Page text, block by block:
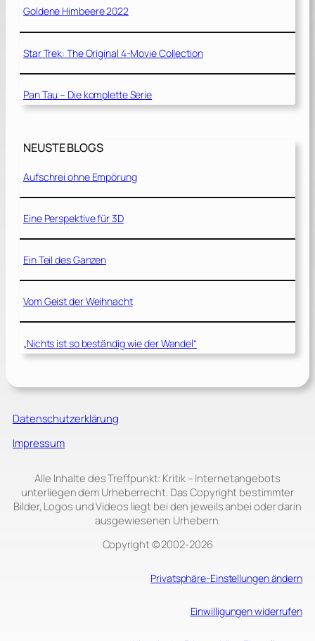
Goldene Himbeere 2022
Star Trek: The Original 4-Movie Collection
Pan Tau – Die komplette Serie
NEUSTE BLOGS
Aufschrei ohne Empörung
Eine Perspektive für 3D
Ein Teil des Ganzen
Vom Geist der Weihnacht
„Nichts ist so beständig wie der Wandel“
Datenschutzerklärung
Impressum
Alle Inhalte des Treffpunkt: Kritik – Internetangebots
unterliegen dem Urheberrecht. Das Copyright bestimmter
Bilder, Logos und Videos liegt bei den jeweils anbei oder darin
ausgewiesenen Urhebern.
Copyright © 2002‑2026
Privatsphäre-Einstellungen ändern
Einwilligungen widerrufen